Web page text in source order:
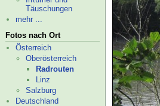
Täuschungen
mehr ...
Fotos nach Ort
Österreich
Oberösterreich
Radrouten
Linz
Salzburg
Deutschland